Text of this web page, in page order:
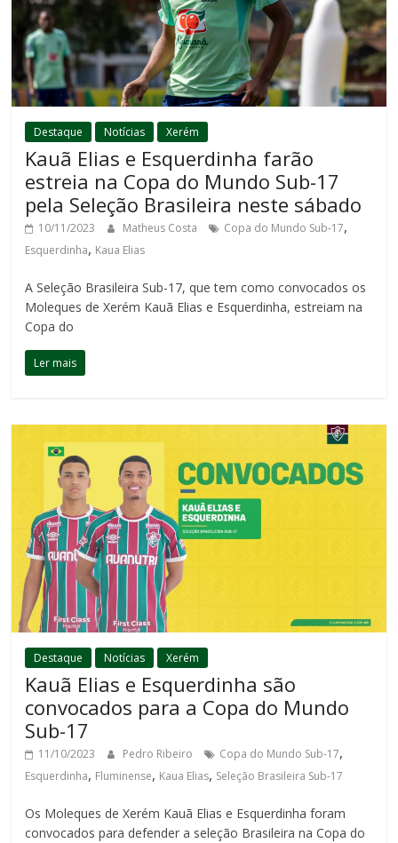
Destaque Notícias Xerém
Kauã Elias e Esquerdinha farão
estreia na Copa do Mundo Sub-17
pela Seleção Brasileira neste sábado
10/11/2023 Matheus Costa Copa do Mundo Sub-17,
Esquerdinha, Kaua Elias
A Seleção Brasileira Sub-17, que tem como convocados os
Moleques de Xerém Kauã Elias e Esquerdinha, estreiam na
Copa do
Ler mais
Destaque Notícias Xerém
Kauã Elias e Esquerdinha são
convocados para a Copa do Mundo
Sub-17
11/10/2023 Pedro Ribeiro Copa do Mundo Sub-17,
Esquerdinha, Fluminense, Kaua Elias, Seleção Brasileira Sub-17
Os Moleques de Xerém Kauã Elias e Esquerdinha foram
convocados para defender a seleção Brasileira na Copa do